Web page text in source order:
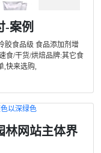
-案例
胶食品级 食品添加剂增
食/干货/烘焙品牌:其它食
,快来选购,
林网站主体界